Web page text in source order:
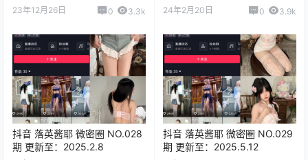
23年12月26日 0 3.3k 24年2月20日 0 3.9k
抖音 落英酱耶 微密圈 NO.028
期 更新至：2025.2.8
抖音 落英酱耶 微密圈 NO.029
期 更新至：2025.5.12